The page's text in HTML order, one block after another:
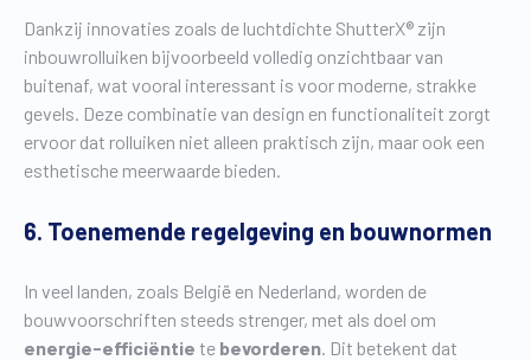
Dankzij innovaties zoals de luchtdichte ShutterX® zijn
inbouwrolluiken bijvoorbeeld volledig onzichtbaar van
buitenaf, wat vooral interessant is voor moderne, strakke
gevels. Deze combinatie van design en functionaliteit zorgt
ervoor dat rolluiken niet alleen praktisch zijn, maar ook een
esthetische meerwaarde bieden.
6. Toenemende regelgeving en bouwnormen
In veel landen, zoals België en Nederland, worden de
bouwvoorschriften steeds strenger, met als doel om
energie-efficiëntie te bevorderen. Dit betekent dat